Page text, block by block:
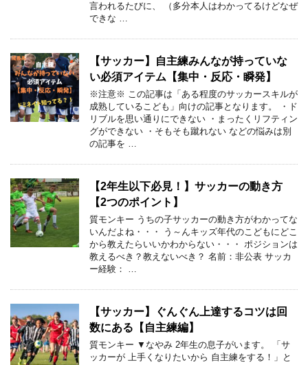
言われるたびに、 （多分本人はわかってるけどなぜ
できな …
【サッカー】自主練みんなが持っていな
い必須アイテム【集中・反応・瞬発】
※注意※ この記事は「ある程度のサッカースキルが
成熟しているこども」向けの記事となります。 ・ド
リブルを思い通りにできない ・まったくリフティン
グができない ・そもそも蹴れない などの悩みは別
の記事を …
【2年生以下必見！】サッカーの動き方
【2つのポイント】
質モンキー うちの子サッカーの動き方がわかってな
いんだよね・・・ う～んキッズ年代のこどもにどこ
から教えたらいいかわからない・・・ ポジションは
教えるべき？教えないべき？ 名前：非公表 サッカ
ー経験： …
【サッカー】ぐんぐん上達するコツは回
数にある【自主練編】
質モンキー ▼なやみ 2年生の息子がいます。 「サ
ッカーが 上手くなりたいから 自主練をする！」と